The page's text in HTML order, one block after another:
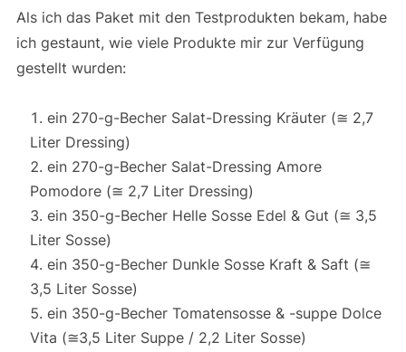
Als ich das Paket mit den Testprodukten bekam, habe
ich gestaunt, wie viele Produkte mir zur Verfügung
gestellt wurden:
ein 270-g-Becher Salat-Dressing Kräuter (≅ 2,7
Liter Dressing)
ein 270-g-Becher Salat-Dressing Amore
Pomodore (≅ 2,7 Liter Dressing)
ein 350-g-Becher Helle Sosse Edel & Gut (≅ 3,5
Liter Sosse)
ein 350-g-Becher Dunkle Sosse Kraft & Saft (≅
3,5 Liter Sosse)
ein 350-g-Becher Tomatensosse & -suppe Dolce
Vita (≅3,5 Liter Suppe / 2,2 Liter Sosse)